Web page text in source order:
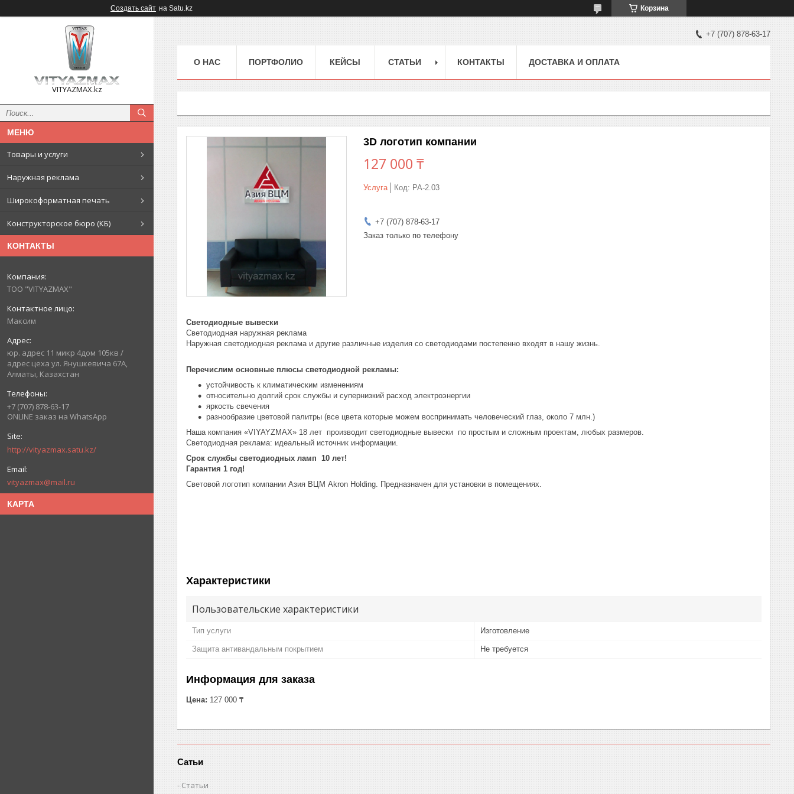
Создать сайт на Satu.kz Корзина
VITYAZMAX.kz
Товары и услуги
Наружная реклама
Широкоформатная печать
Конструкторское бюро (КБ)
КОНТАКТЫ
ТОО "VITYAZMAX"
Максим
юр. адрес 11 микр 4дом 105кв /
адрес цеха ул. Янушкевича 67А,
Алматы, Казахстан
+7 (707) 878-63-17
ONLINE заказ на WhatsApp
http://vityazmax.satu.kz/
vityazmax@mail.ru
КАРТА
+7 (707) 878-63-17
О НАС ПОРТФОЛИО КЕЙСЫ СТАТЬИ КОНТАКТЫ ДОСТАВКА И ОПЛАТА
3D логотип компании
127 000 ₸
Услуга Код: РА-2.03
+7 (707) 878-63-17
Заказ только по телефону
Светодиодные вывески
Светодиодная наружная реклама
Наружная светодиодная реклама и другие различные изделия со светодиодами постепенно входят в нашу жизнь.
Перечислим основные плюсы светодиодной рекламы:
устойчивость к климатическим изменениям
относительно долгий срок службы и супернизкий расход электроэнергии
яркость свечения
разнообразие цветовой палитры (все цвета которые можем воспринимать человеческий глаз, около 7 млн.)
Наша компания «VIYAYZMAX» 18 лет производит светодиодные вывески по простым и сложным проектам, любых размеров.
Светодиодная реклама: идеальный источник информации.
Срок службы светодиодных ламп 10 лет!
Гарантия 1 год!
Световой логотип компании Азия ВЦМ Akron Holding. Предназначен для установки в помещениях.
Характеристики
Пользовательские характеристики
Тип услуги Изготовление
Защита антивандальным покрытием Не требуется
Информация для заказа
Цена: 127 000 ₸
Сатьи
Статьи